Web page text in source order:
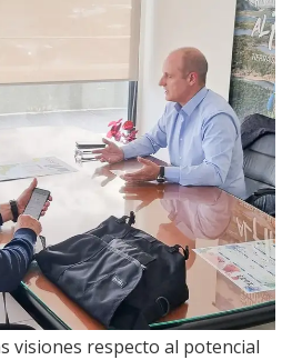
visiones respecto al potencial